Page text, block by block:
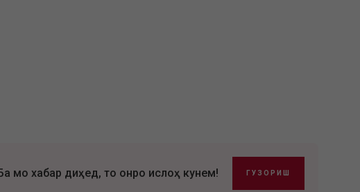
мо хабар диҳед, то онро ислоҳ кунем! ГУЗОРИШ